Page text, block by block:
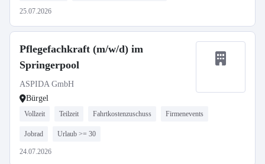
25.07.2026
Pflegefachkraft (m/w/d) im
Springerpool
ASPIDA GmbH
Bürgel
Vollzeit Teilzeit Fahrtkostenzuschuss Firmenevents
Jobrad Urlaub >= 30
24.07.2026